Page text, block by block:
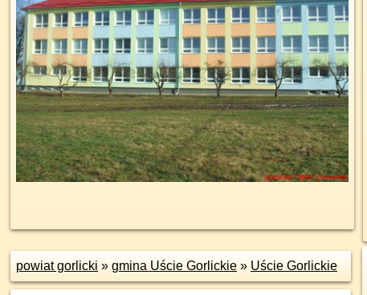
powiat gorlicki » gmina Uście Gorlickie » Uście Gorlickie